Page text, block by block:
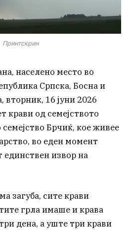
Принтскрин
населено место во
Српска, Босна и
вторник, 16 јуни 2026
крави од семејството
Брчиќ, кое живее
во еден момент
единствен извор на
загуба, сите крави
грла имаше и крава
дена, а уште три крави